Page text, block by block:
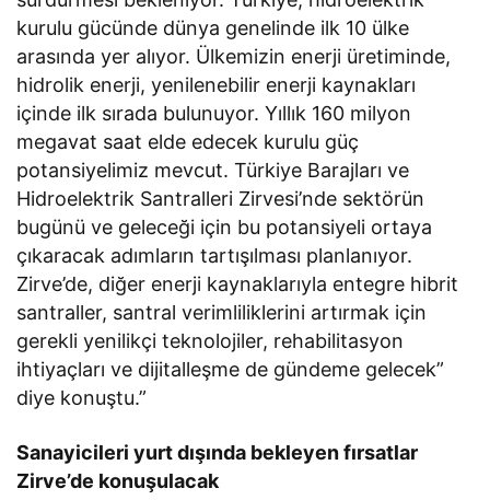
kurulu gücünde dünya genelinde ilk 10 ülke
arasında yer alıyor. Ülkemizin enerji üretiminde,
hidrolik enerji, yenilenebilir enerji kaynakları
içinde ilk sırada bulunuyor. Yıllık 160 milyon
megavat saat elde edecek kurulu güç
potansiyelimiz mevcut. Türkiye Barajları ve
Hidroelektrik Santralleri Zirvesi’nde sektörün
bugünü ve geleceği için bu potansiyeli ortaya
çıkaracak adımların tartışılması planlanıyor.
Zirve’de, diğer enerji kaynaklarıyla entegre hibrit
santraller, santral verimliliklerini artırmak için
gerekli yenilikçi teknolojiler, rehabilitasyon
ihtiyaçları ve dijitalleşme de gündeme gelecek”
diye konuştu.”
Sanayicileri yurt dışında bekleyen fırsatlar
Zirve’de konuşulacak